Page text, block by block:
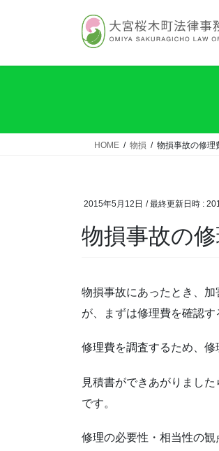
HOME 物損 物損事故の修理
2015年5月12日 / 最終更新日時 :
物損事故の
物損事故にあったとき、
が、まずは修理費を確認す
修理費を調査するため、修
見積書ができあがりまし
です。
修理の必要性・相当性の